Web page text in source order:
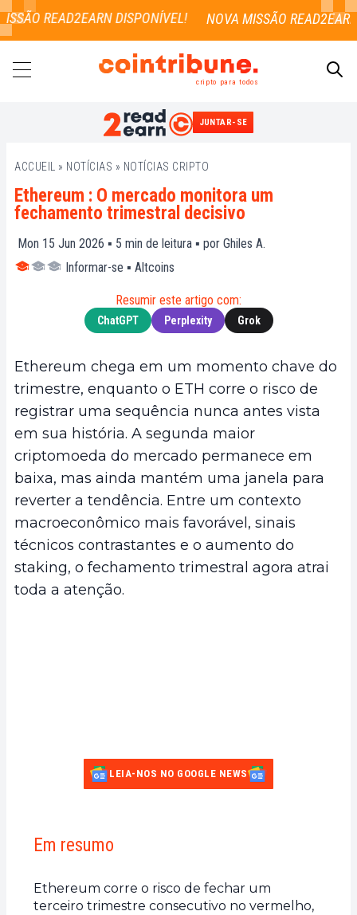
READ2EARN DISPONÍVEL!
cripto para todos
JUNTAR-SE
ACCUEIL » NOTÍCIAS » NOTÍCIAS CRIPTO
Ethereum : O mercado monitora um
fechamento trimestral decisivo
Mon 15 Jun 2026 ▪ 5 min de leitura ▪ por Ghiles A.
Informar-se ▪ Altcoins
Resumir este artigo com:
ChatGPT Perplexity Grok
Ethereum chega em um momento chave do
trimestre, enquanto o ETH corre o risco de
registrar uma sequência nunca antes vista
em sua história. A segunda maior
criptomoeda do mercado permanece em
baixa, mas ainda mantém uma janela para
reverter a tendência. Entre um contexto
macroeconômico mais favorável, sinais
técnicos contrastantes e o aumento do
staking, o fechamento trimestral agora atrai
toda a atenção.
LEIA-NOS NO GOOGLE NEWS
Em resumo
Ethereum corre o risco de fechar um
terceiro trimestre consecutivo no vermelho,